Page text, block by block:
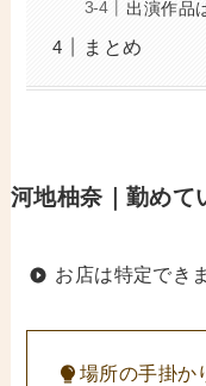
出演作品
まとめ
河地柚奈｜勤めて
お店は特定でき
場所の手掛か